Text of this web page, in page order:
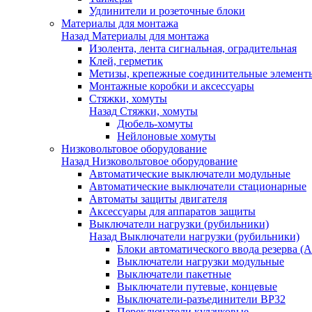
Удлинители и розеточные блоки
Материалы для монтажа
Назад Материалы для монтажа
Изолента, лента сигнальная, оградительная
Клей, герметик
Метизы, крепежные соединительные
Монтажные коробки и аксессуары
Стяжки, хомуты
Назад Стяжки, хомуты
Дюбель-хомуты
Нейлоновые хомуты
Низковольтовое оборудование
Назад Низковольтовое оборудование
Автоматические выключатели модульные
Автоматические выключатели стационарные
Автоматы защиты двигателя
Аксессуары для аппаратов защиты
Выключатели нагрузки (рубильники)
Назад Выключатели нагрузки (рубильники)
Блоки автоматического ввода резерва
Выключатели нагрузки модульные
Выключатели пакетные
Выключатели путевые, концевые
Выключатели-разъединители ВР32